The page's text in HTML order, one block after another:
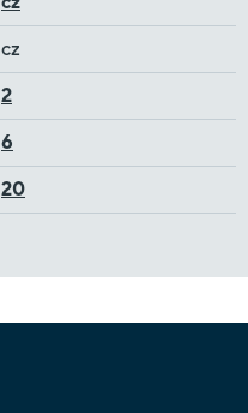
cz
2
6
20